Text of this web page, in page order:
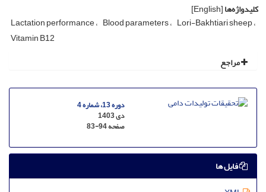
کلیدواژه‌ها[English]
Lactation performance Blood parameters Lori-Bakhtiari sheep
Vitamin B12
مراجع
دوره 13، شماره 4
دی 1403
صفحه83-94
فایل ها